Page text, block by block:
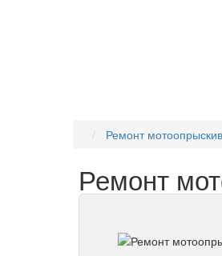
Ремонт
Ремонт